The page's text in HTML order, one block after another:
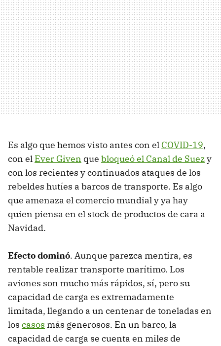
Es algo que hemos visto antes con el COVID-19,
con el Ever Given que bloqueó el Canal de Suezy
con los recientes y continuados ataques de los
rebeldes hutíes a barcos de transporte. Es algo
que amenaza el comercio mundial y ya hay
quien piensa en el stock de productos de cara a
Navidad.
Efecto dominó. Aunque parezca mentira, es
rentable realizar transporte marítimo. Los
aviones son mucho más rápidos, sí, pero su
capacidad de carga es extremadamente
limitada, llegando a un centenar de toneladas en
los casos más generosos. En un barco, la
capacidad de carga se cuenta en miles de